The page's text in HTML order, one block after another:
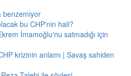
benzemiyor
bu CHP'nin hali?
İmamoğlu'nu satmadığı için
krizinin anlamı | Savaş sahiden